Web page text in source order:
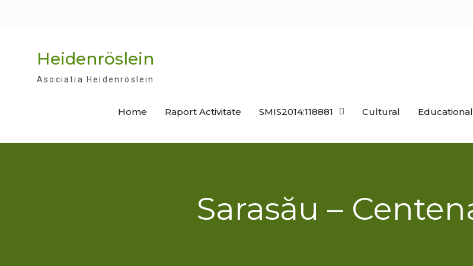
Heidenröslein
Asociatia Heidenröslein
Home Raport Activitate SMIS2014:118881 Cultural Educational
Sarasău –